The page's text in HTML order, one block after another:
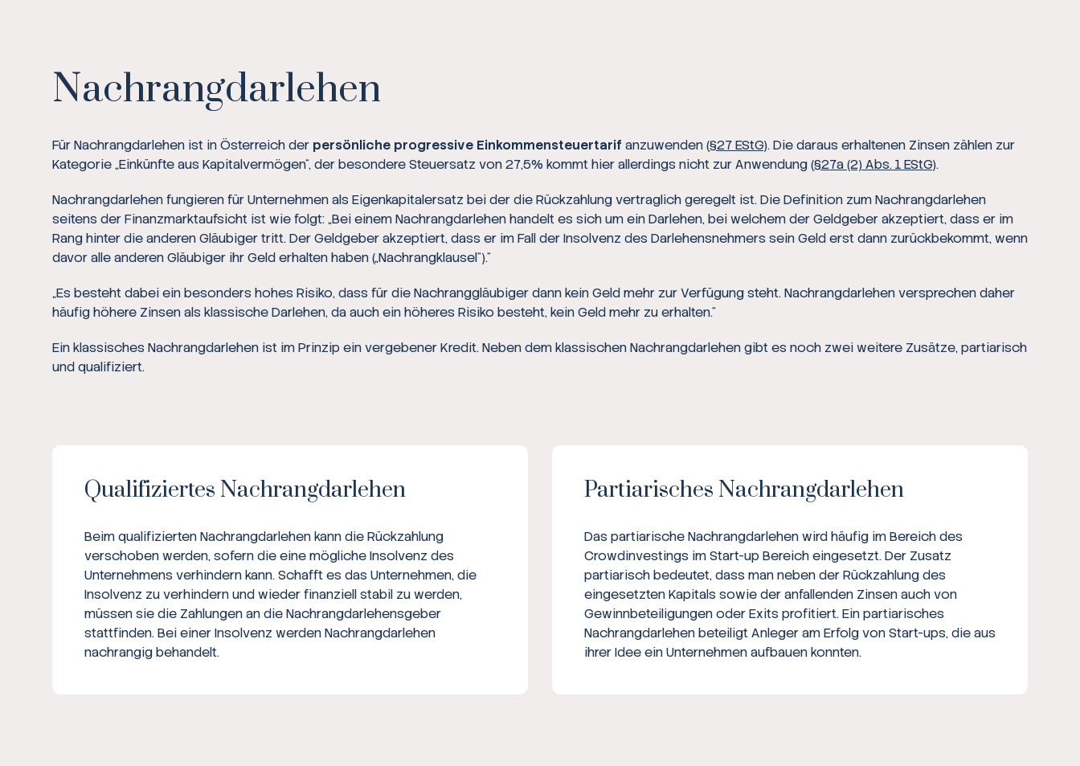
Nachrangdarlehen
Für Nachrangdarlehen ist in Österreich der persönliche progressive Einkommensteuertarif anzuwenden (§27 EStG). Die daraus erhaltenen Zinsen zählen zur
Kategorie „Einkünfte aus Kapitalvermögen“, der besondere Steuersatz von 27,5% kommt hier allerdings nicht zur Anwendung (§27a (2) Abs. 1 EStG).
Nachrangdarlehen fungieren für Unternehmen als Eigenkapitalersatz bei der die Rückzahlung vertraglich geregelt ist. Die Definition zum Nachrangdarlehen
seitens der Finanzmarktaufsicht ist wie folgt: „Bei einem Nachrangdarlehen handelt es sich um ein Darlehen, bei welchem der Geldgeber akzeptiert, dass er im
Rang hinter die anderen Gläubiger tritt. Der Geldgeber akzeptiert, dass er im Fall der Insolvenz des Darlehensnehmers sein Geld erst dann zurückbekommt, wenn
davor alle anderen Gläubiger ihr Geld erhalten haben („Nachrangklausel“).“
„Es besteht dabei ein besonders hohes Risiko, dass für die Nachranggläubiger dann kein Geld mehr zur Verfügung steht. Nachrangdarlehen versprechen daher
häufig höhere Zinsen als klassische Darlehen, da auch ein höheres Risiko besteht, kein Geld mehr zu erhalten.“
Ein klassisches Nachrangdarlehen ist im Prinzip ein vergebener Kredit. Neben dem klassischen Nachrangdarlehen gibt es noch zwei weitere Zusätze, partiarisch
und qualifiziert.
Qualifiziertes Nachrangdarlehen
Beim qualifizierten Nachrangdarlehen kann die Rückzahlung
verschoben werden, sofern die eine mögliche Insolvenz des
Unternehmens verhindern kann. Schafft es das Unternehmen, die
Insolvenz zu verhindern und wieder finanziell stabil zu werden,
müssen sie die Zahlungen an die Nachrangdarlehensgeber
stattfinden. Bei einer Insolvenz werden Nachrangdarlehen
nachrangig behandelt.
Partiarisches Nachrangdarlehen
Das partiarische Nachrangdarlehen wird häufig im Bereich des
Crowdinvestings im Start-up Bereich eingesetzt. Der Zusatz
partiarisch bedeutet, dass man neben der Rückzahlung des
eingesetzten Kapitals sowie der anfallenden Zinsen auch von
Gewinnbeteiligungen oder Exits profitiert. Ein partiarisches
Nachrangdarlehen beteiligt Anleger am Erfolg von Start-ups, die aus
ihrer Idee ein Unternehmen aufbauen konnten.